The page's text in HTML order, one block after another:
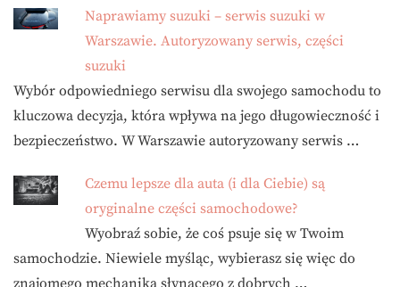
Naprawiamy suzuki – serwis suzuki w
Warszawie. Autoryzowany serwis, części
suzuki
Wybór odpowiedniego serwisu dla swojego samochodu to
kluczowa decyzja, która wpływa na jego długowieczność i
bezpieczeństwo. W Warszawie autoryzowany serwis …
Czemu lepsze dla auta (i dla Ciebie) są
oryginalne części samochodowe?
Wyobraź sobie, że coś psuje się w Twoim
samochodzie. Niewiele myśląc, wybierasz się więc do
znajomego mechanika słynącego z dobrych …